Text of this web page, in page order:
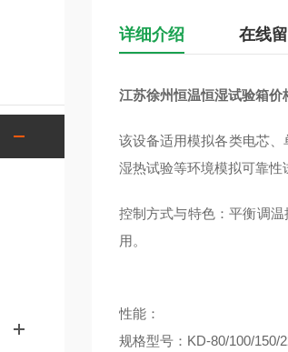
详细介绍 在线
江苏徐州恒温恒湿试验箱价
该设备适用模拟各类电芯
湿热试验等环境模拟可靠性
控制方式与特色：平衡调
用。
性能：
规格型号：KD-80/100/150/